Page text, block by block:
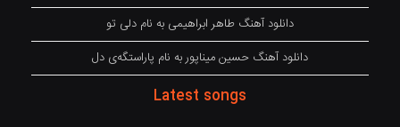
دانلود آهنگ طاهر ابراهیمی به نام دلی تو
دانلود آهنگ حسین میناپور به نام پاراستگەی دل
Latest songs